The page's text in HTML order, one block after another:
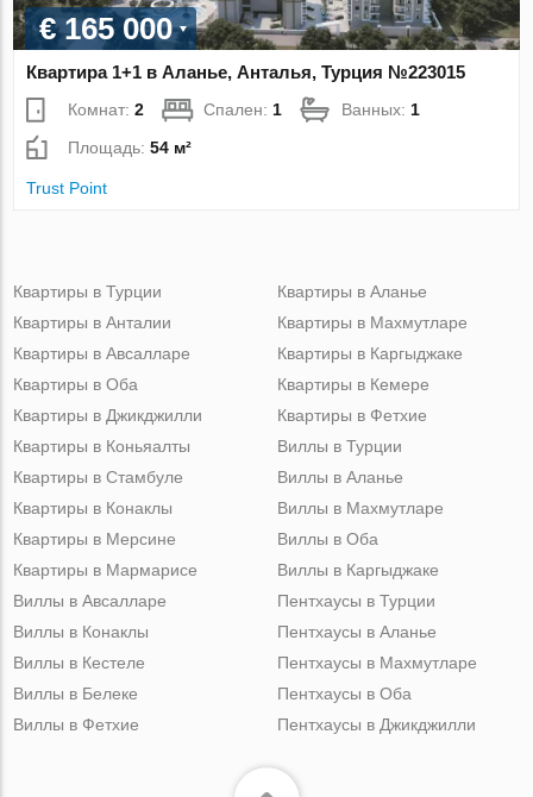
€ 165 000
Квартира 1+1 в Аланье, Анталья, Турция №223015
Комнат:2 Спален: 1 Ванных: 1
Площадь:54 м²
Trust Point
Квартиры в Турции
Квартиры в Анталии
Квартиры в Авсалларе
Квартиры в Оба
Квартиры в Джикджилли
Квартиры в Аланье
Квартиры в Махмутларе
Квартиры в Каргыджаке
Квартиры в Кемере
Квартиры в Фетхие
Квартиры в Коньяалты
Квартиры в Стамбуле
Квартиры в Конаклы
Квартиры в Мерсине
Квартиры в Мармарисе
Виллы в Турции
Виллы в Аланье
Виллы в Махмутларе
Виллы в Оба
Виллы в Каргыджаке
Виллы в Авсалларе
Виллы в Конаклы
Виллы в Кестеле
Виллы в Белеке
Виллы в Фетхие
Пентхаусы в Турции
Пентхаусы в Аланье
Пентхаусы в Махмутларе
Пентхаусы в Оба
Пентхаусы в Джикджилли